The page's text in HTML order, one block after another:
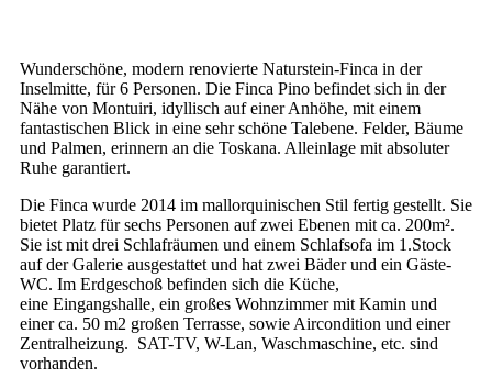
Wunderschöne, modern renovierte Naturstein-Finca in der
Inselmitte, für 6 Personen. Die Finca Pino befindet sich in der
Nähe von Montuiri, idyllisch auf einer Anhöhe, mit einem
fantastischen Blick in eine sehr schöne Talebene. Felder, Bäume
und Palmen, erinnern an die Toskana. Alleinlage mit absoluter
Ruhe garantiert.
Die Finca wurde 2014 im mallorquinischen Stil fertig gestellt. Sie
bietet Platz für sechs Personen auf zwei Ebenen mit ca. 200m².
Sie ist mit drei Schlafräumen und einem Schlafsofa im 1.Stock
auf der Galerie ausgestattet und hat zwei Bäder und ein Gäste-
WC. Im Erdgeschoß befinden sich die Küche,
eine Eingangshalle, ein großes Wohnzimmer mit Kamin und
einer ca. 50 m2 großen Terrasse, sowie Aircondition und einer
Zentralheizung. SAT-TV, W-Lan, Waschmaschine, etc. sind
vorhanden.